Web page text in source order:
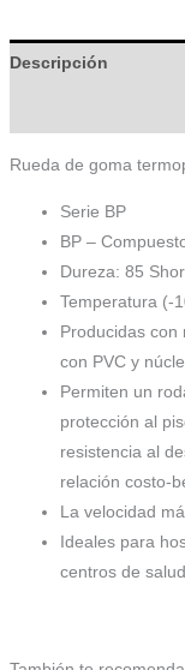
Descripción
Rueda de goma
Serie BP
BP –
Dureza: 85
Temperatura (-
Producidas con
con PVC y
Permiten un
protección al
resistencia al
relación costo-
La velocidad
Ideales para
centros de